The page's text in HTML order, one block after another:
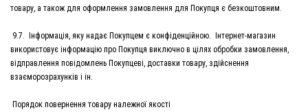
товару, а також для оформлення замовлення для Покупця є безкоштовним.
9.7. Інформація, яку надає Покупцем є конфіденційною. Інтернет-магазин
використовує інформацію про Покупця виключно в цілях обробки замовлення,
відправлення повідомлень Покупцеві, доставки товару, здійснення
взаєморозрахунків і ін.
Порядок повернення товару належної якості